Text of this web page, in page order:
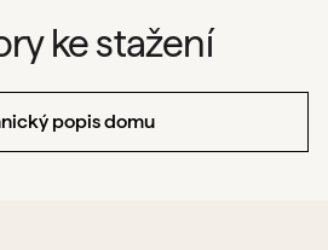
ke stažení
popis domu